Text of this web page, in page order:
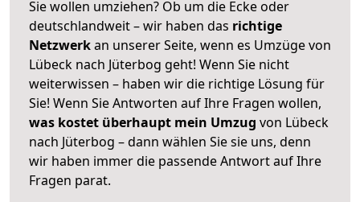
Sie wollen umziehen? Ob um die Ecke oder
deutschlandweit – wir haben das richtige
Netzwerkan unserer Seite, wenn es Umzüge von
Lübeck nach Jüterbog geht! Wenn Sie nicht
weiterwissen – haben wir die richtige Lösung für
Sie! Wenn Sie Antworten auf Ihre Fragen wollen,
was kostet überhaupt mein Umzug von Lübeck
nach Jüterbog – dann wählen Sie sie uns, denn
wir haben immer die passende Antwort auf Ihre
Fragen parat.